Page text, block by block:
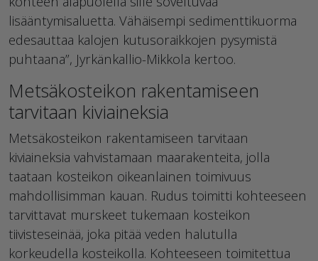
lisääntymisaluetta. Vähäisempi sedimenttikuorma
edesauttaa kalojen kutusoraikkojen pysymistä
puhtaana”, Jyrkänkallio-Mikkola kertoo.
Metsäkosteikon rakentamiseen
tarvitaan kiviaineksia
Metsäkosteikon rakentamiseen tarvitaan
kiviaineksia vahvistamaan maarakenteita, jolla
taataan kosteikon oikeanlainen toimivuus
mahdollisimman kauan. Rudus toimitti kohteeseen
tarvittavat murskeet tukemaan kosteikon
tiivisteseinää, joka pitää veden halutulla
korkeudella kosteikolla. Kohteeseen toimitettua